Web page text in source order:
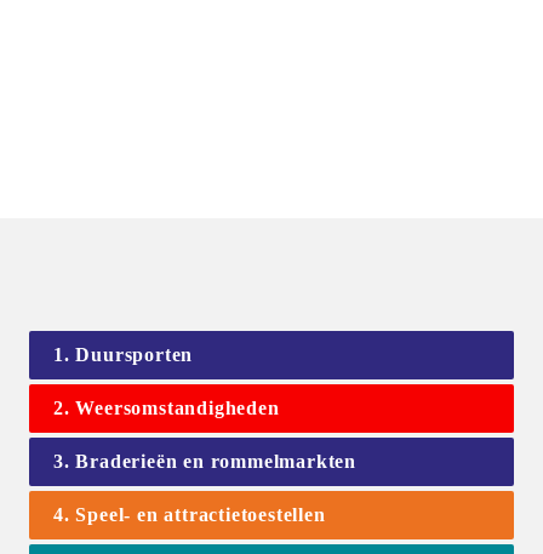
1. Duursporten
2. Weersomstandigheden
3. Braderieën en rommelmarkten
4. Speel- en attractietoestellen